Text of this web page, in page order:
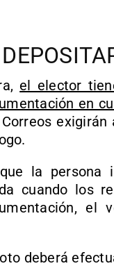
el elector
en
la persona
cuando los
el
deberá